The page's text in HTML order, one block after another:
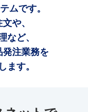
ムです。
や、
など、
注業務を
ます。